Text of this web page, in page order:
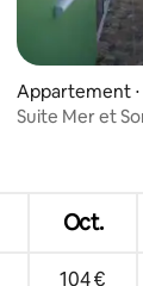
: 5 sur 5
sur la
Appartement ⋅
Suite Mer et
Oct.
104 €